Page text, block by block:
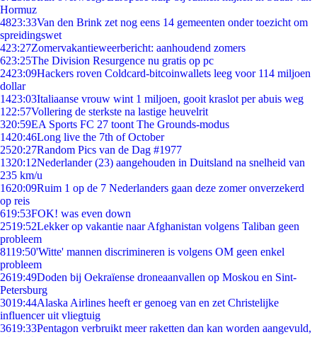
Hormuz
4823:33Van den Brink zet nog eens 14 gemeenten onder toezicht om
spreidingswet
423:27Zomervakantieweerbericht: aanhoudend zomers
623:25The Division Resurgence nu gratis op pc
2423:09Hackers roven Coldcard-bitcoinwallets leeg voor 114 miljoen
dollar
1423:03Italiaanse vrouw wint 1 miljoen, gooit kraslot per abuis weg
1 22:57Vollering de sterkste na lastige heuvelrit
320:59EA Sports FC 27 toont The Grounds-modus
1420:46Long live the 7th of October
2520:27Random Pics van de Dag #1977
1320:12Nederlander (23) aangehouden in Duitsland na snelheid van
235 km/u
1620:09Ruim 1 op de 7 Nederlanders gaan deze zomer onverzekerd
op reis
619:53FOK! was even down
2519:52Lekker op vakantie naar Afghanistan volgens Taliban geen
probleem
8119:50'Witte' mannen discrimineren is volgens OM geen enkel
probleem
2619:49Doden bij Oekraïense droneaanvallen op Moskou en Sint-
Petersburg
3019:44Alaska Airlines heeft er genoeg van en zet Christelijke
influencer uit vliegtuig
3619:33Pentagon verbruikt meer raketten dan kan worden aangevuld,